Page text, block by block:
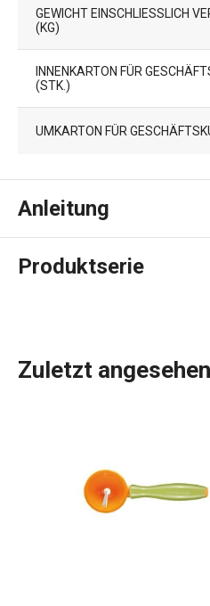
GEWICHT EINSCHLIESSLICH
KG)
INNENKARTON FÜR
(STK.)
UMKARTON FÜR
Anleitung
Gebrauchsanleitung &
Produktserie
Gemüse nach eigenen
CARVING PRESTO
Ihre Dekorationstätigkeit viel
Zuletzt angesehen